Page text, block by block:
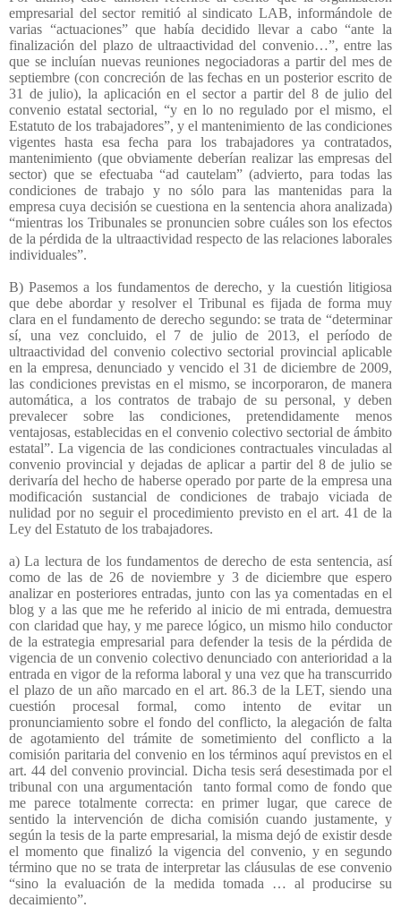
empresarial del sector remitió al sindicato LAB, informándole de
varias “actuaciones” que había decidido llevar a cabo “ante la
finalización del plazo de ultraactividad del convenio…”, entre las
que se incluían nuevas reuniones negociadoras a partir del mes de
septiembre (con concreción de las fechas en un posterior escrito de
31 de julio), la aplicación en el sector a partir del 8 de julio del
convenio estatal sectorial, “y en lo no regulado por el mismo, el
Estatuto de los trabajadores”, y el mantenimiento de las condiciones
vigentes hasta esa fecha para los trabajadores ya contratados,
mantenimiento (que obviamente deberían realizar las empresas del
sector) que se efectuaba “ad cautelam” (advierto, para todas las
condiciones de trabajo y no sólo para las mantenidas para la
empresa cuya decisión se cuestiona en la sentencia ahora analizada)
“mientras los Tribunales se pronuncien sobre cuáles son los efectos
de la pérdida de la ultraactividad respecto de las relaciones laborales
individuales”.
B) Pasemos a los fundamentos de derecho, y la cuestión litigiosa
que debe abordar y resolver el Tribunal es fijada de forma muy
clara en el fundamento de derecho segundo: se trata de “determinar
sí, una vez concluido, el 7 de julio de 2013, el período de
ultraactividad del convenio colectivo sectorial provincial aplicable
en la empresa, denunciado y vencido el 31 de diciembre de 2009,
las condiciones previstas en el mismo, se incorporaron, de manera
automática, a los contratos de trabajo de su personal, y deben
prevalecer sobre las condiciones, pretendidamente menos
ventajosas, establecidas en el convenio colectivo sectorial de ámbito
estatal”. La vigencia de las condiciones contractuales vinculadas al
convenio provincial y dejadas de aplicar a partir del 8 de julio se
derivaría del hecho de haberse operado por parte de la empresa una
modificación sustancial de condiciones de trabajo viciada de
nulidad por no seguir el procedimiento previsto en el art. 41 de la
Ley del Estatuto de los trabajadores.
a) La lectura de los fundamentos de derecho de esta sentencia, así
como de las de 26 de noviembre y 3 de diciembre que espero
analizar en posteriores entradas, junto con las ya comentadas en el
blog y a las que me he referido al inicio de mi entrada, demuestra
con claridad que hay, y me parece lógico, un mismo hilo conductor
de la estrategia empresarial para defender la tesis de la pérdida de
vigencia de un convenio colectivo denunciado con anterioridad a la
entrada en vigor de la reforma laboral y una vez que ha transcurrido
el plazo de un año marcado en el art. 86.3 de la LET, siendo una
cuestión procesal formal, como intento de evitar un
pronunciamiento sobre el fondo del conflicto, la alegación de falta
de agotamiento del trámite de sometimiento del conflicto a la
comisión paritaria del convenio en los términos aquí previstos en el
art. 44 del convenio provincial. Dicha tesis será desestimada por el
tribunal con una argumentación
tanto formal como de fondo que
me parece totalmente correcta: en primer lugar, que carece de
sentido la intervención de dicha comisión cuando justamente, y
según la tesis de la parte empresarial, la misma dejó de existir desde
el momento que finalizó la vigencia del convenio, y en segundo
término que no se trata de interpretar las cláusulas de ese convenio
“sino la evaluación de la medida tomada … al producirse su
decaimiento”.